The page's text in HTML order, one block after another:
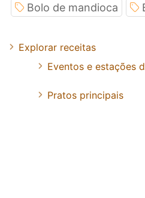
Bolo de mandioca
Explorar receitas
Eventos e estações
Pratos principais